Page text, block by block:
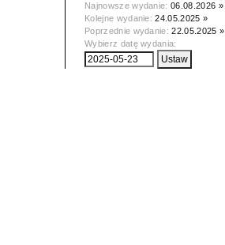
Najnowsze wydanie:06.08.2026 »
Kolejne wydanie:24.05.2025 »
Poprzednie wydanie:22.05.2025 »
Wybierz datę wydania: